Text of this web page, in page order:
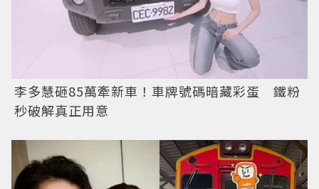
李多慧砸85萬牽新車！車牌號碼暗藏彩蛋 鐵粉
秒破解真正用意